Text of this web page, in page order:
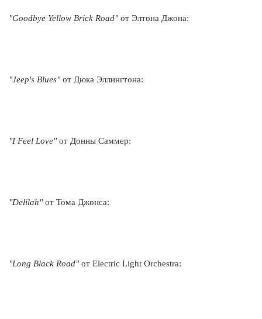
"Goodbye Yellow Brick Road"от Элтона Джона:
"Jeep's Blues"от Дюка Эллингтона:
"I Feel Love"от Донны Саммер:
"Delilah"от Тома Джонса:
"Long Black Road"от Electric Light Orchestra: